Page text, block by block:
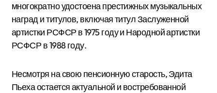
многократно удостоена престижных музыкальных
наград и титулов, включая титул Заслуженной
артистки РСФСР в 1975 году и Народной артистки
РСФСР в 1988 году.
Несмотря на свою пенсионную старость, Эдита
Пьеха остается актуальной и востребованной